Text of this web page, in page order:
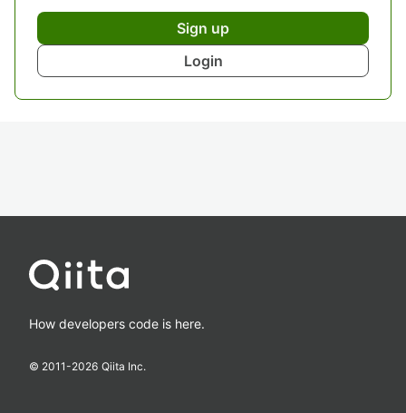
Sign up
Login
How developers code is here.
© 2011-2026 Qiita Inc.